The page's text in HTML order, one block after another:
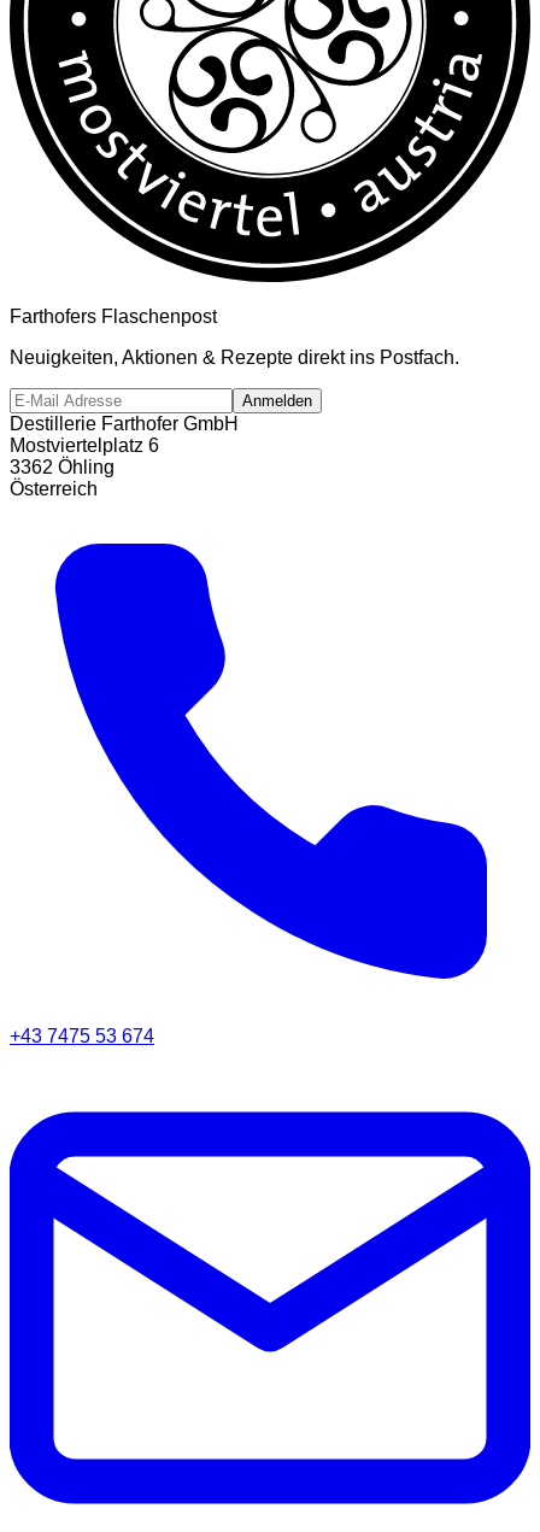
Farthofers Flaschenpost
Neuigkeiten, Aktionen & Rezepte direkt ins Postfach.
Anmelden
Destillerie Farthofer GmbH
Mostviertelplatz 6
3362 Öhling
Österreich
+43 7475 53 674